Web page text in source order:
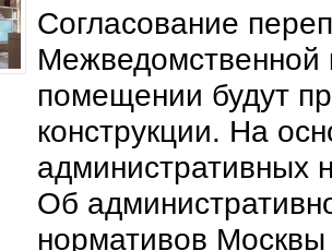
Согласование
Межведомственной
помещении будут
конструкции. На
административных
Об
нормативов